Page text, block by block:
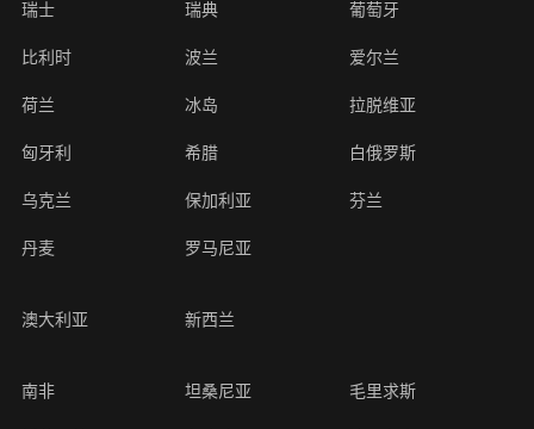
瑞士 瑞典 葡萄牙
比利时 波兰 爱尔兰
荷兰 冰岛 拉脱维亚
匈牙利 希腊 白俄罗斯
乌克兰 保加利亚 芬兰
丹麦 罗马尼亚
澳大利亚 新西兰
南非 坦桑尼亚 毛里求斯